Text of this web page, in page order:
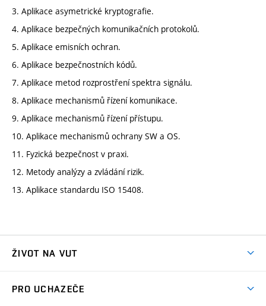
3. Aplikace asymetrické kryptografie.
4. Aplikace bezpečných komunikačních protokolů.
5. Aplikace emisních ochran.
6. Aplikace bezpečnostních kódů.
7. Aplikace metod rozprostření spektra signálu.
8. Aplikace mechanismů řízení komunikace.
9. Aplikace mechanismů řízení přístupu.
10. Aplikace mechanismů ochrany SW a OS.
11. Fyzická bezpečnost v praxi.
12. Metody analýzy a zvládání rizik.
13. Aplikace standardu ISO 15408.
ŽIVOT NA VUT
PRO UCHAZEČE